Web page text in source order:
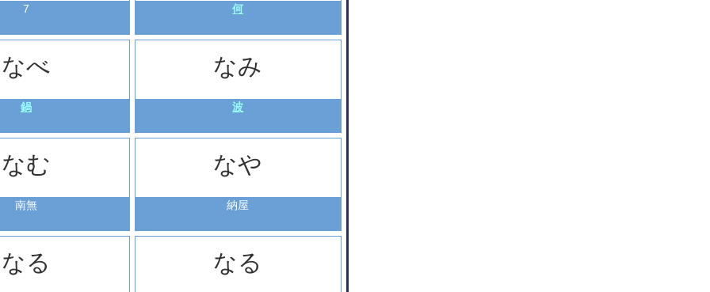
7 何
なべ
鍋
なみ
波
なむ
南無
なや
納屋
なる なる